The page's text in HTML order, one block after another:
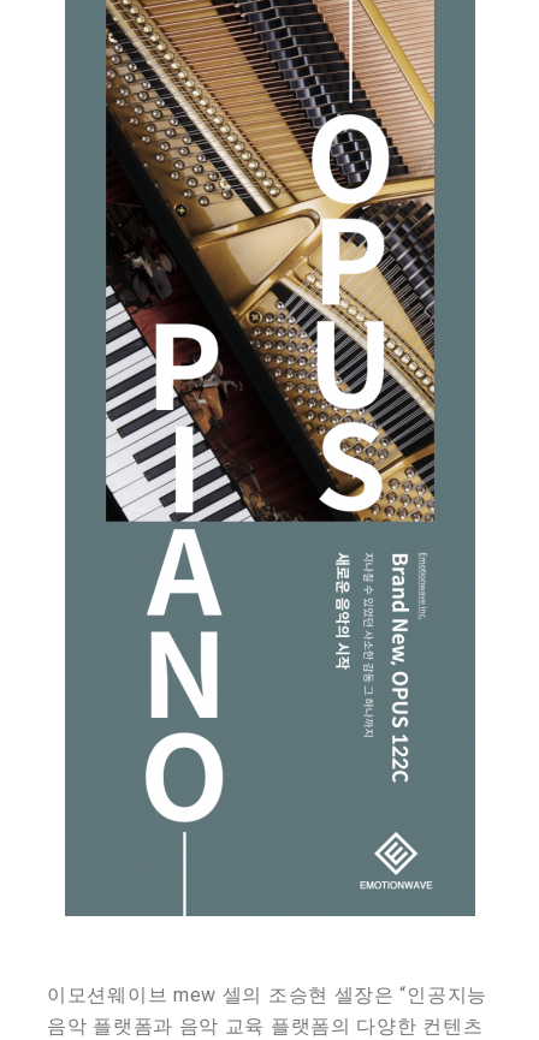
이모션웨이브 mew 셀의 조승현 셀장은 “인공지능
음악 플랫폼과 음악 교육 플랫폼의 다양한 컨텐츠